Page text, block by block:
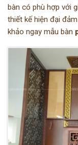
bàn có phù hợp với
thiết kế hiện đại
khảo ngay mẫu bàn